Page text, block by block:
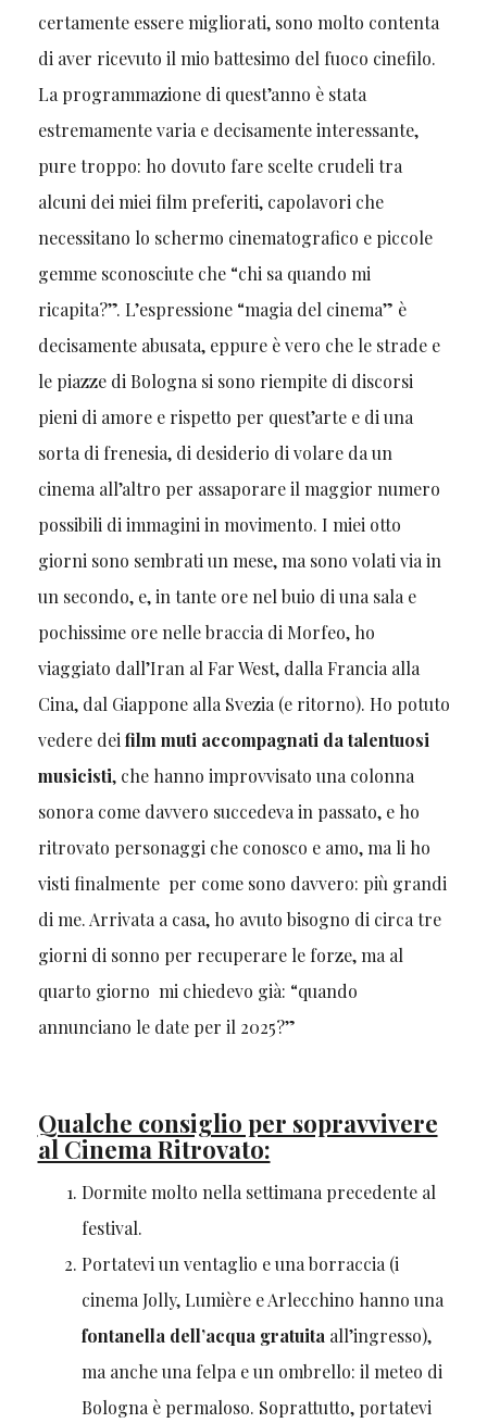
certamente essere migliorati, sono molto contenta
di aver ricevuto il mio battesimo del fuoco cinefilo.
La programmazione di quest’anno è stata
estremamente varia e decisamente interessante,
pure troppo: ho dovuto fare scelte crudeli tra
alcuni dei miei film preferiti, capolavori che
necessitano lo schermo cinematografico e piccole
gemme sconosciute che “chi sa quando mi
ricapita?”. L’espressione “magia del cinema” è
decisamente abusata, eppure è vero che le strade e
le piazze di Bologna si sono riempite di discorsi
pieni di amore e rispetto per quest’arte e di una
sorta di frenesia, di desiderio di volare da un
cinema all’altro per assaporare il maggior numero
possibili di immagini in movimento. I miei otto
giorni sono sembrati un mese, ma sono volati via in
un secondo, e, in tante ore nel buio di una sala e
pochissime ore nelle braccia di Morfeo, ho
viaggiato dall’Iran al Far West, dalla Francia alla
Cina, dal Giappone alla Svezia (e ritorno). Ho potuto
vedere dei film muti accompagnati da talentuosi
musicisti, che hanno improvvisato una colonna
sonora come davvero succedeva in passato, e ho
ritrovato personaggi che conosco e amo, ma li ho
visti finalmente per come sono davvero: più grandi
di me. Arrivata a casa, ho avuto bisogno di circa tre
giorni di sonno per recuperare le forze, ma al
quarto giorno mi chiedevo già: “quando
annunciano le date per il 2025?”
Qualche consiglio per sopravvivere
al Cinema Ritrovato:
Dormite molto nella settimana precedente al
festival.
Portatevi un ventaglio e una borraccia (i
cinema Jolly, Lumière e Arlecchino hanno una
fontanella dell’acqua gratuita all’ingresso),
ma anche una felpa e un ombrello: il meteo di
Bologna è permaloso. Soprattutto, portatevi